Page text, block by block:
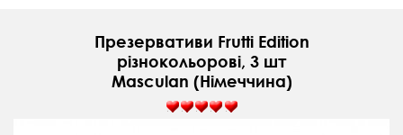
Презервативи Frutti Edition
різнокольорові, 3 шт
Masculan (Німеччина)